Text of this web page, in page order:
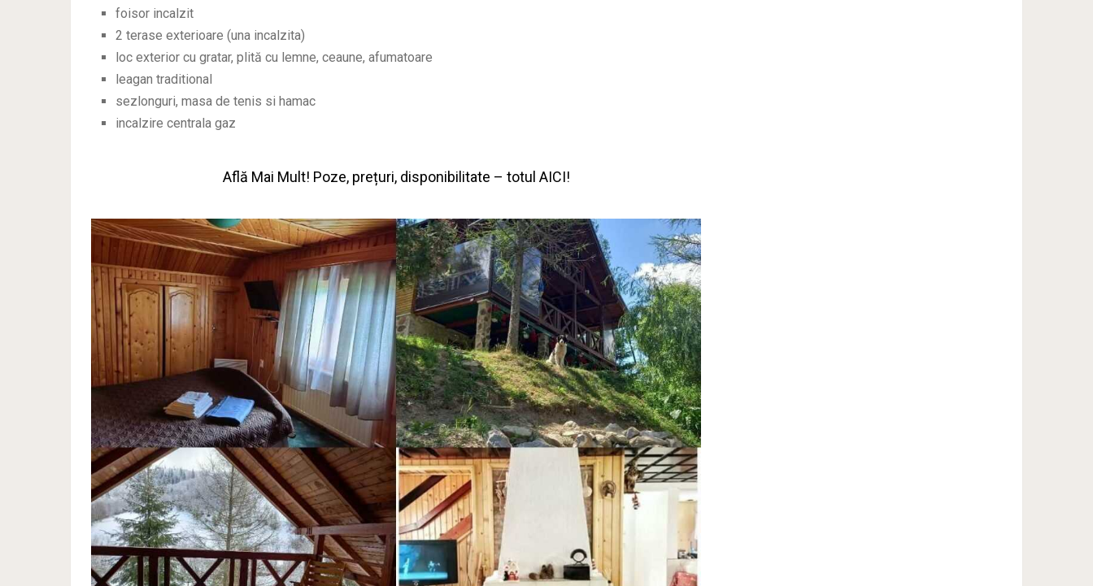
foisor incalzit
2 terase exterioare (una incalzita)
loc exterior cu gratar, plită cu lemne, ceaune, afumatoare
leagan traditional
sezlonguri, masa de tenis si hamac
incalzire centrala gaz
Află Mai Mult! Poze, prețuri, disponibilitate – totul AICI!